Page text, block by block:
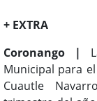
+ EXTRA
Coronango |
Municipal para
Cuautle